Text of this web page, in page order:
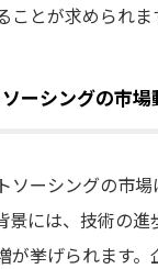
ことが求められま
ーシングの市場
ソーシングの市
景には、技術の
が挙げられます